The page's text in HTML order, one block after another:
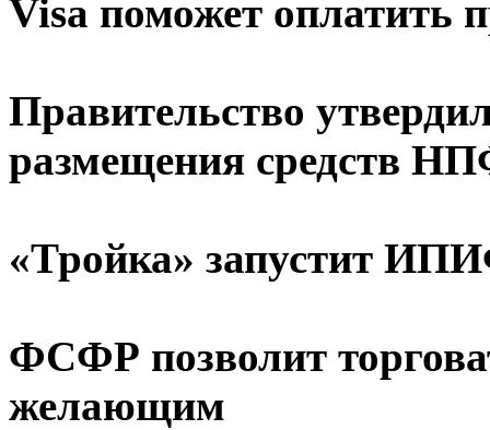
Visa поможет оплатить
Правительство
размещения средств
«Тройка» запустит
ФСФР позволит
желающим